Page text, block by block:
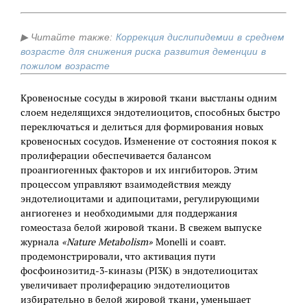
▶ Читайте также: Коррекция дислипидемии в среднем
возрасте для снижения риска развития деменции в
пожилом возрасте
Кровеносные сосуды в жировой ткани выстланы одним
слоем неделящихся эндотелиоцитов, способных быстро
переключаться и делиться для формирования новых
кровеносных сосудов. Изменение от состояния покоя к
пролиферации обеспечивается балансом
проангиогенных факторов и их ингибиторов. Этим
процессом управляют взаимодействия между
эндотелиоцитами и адипоцитами, регулирующими
ангиогенез и необходимыми для поддержания
гомеостаза белой жировой ткани. В свежем выпуске
журнала «Nature Metabolism» Monelli и соавт.
продемонстрировали, что активация пути
фосфоинозитид-3-киназы (PI3K) в эндотелиоцитах
увеличивает пролиферацию эндотелиоцитов
избирательно в белой жировой ткани, уменьшает